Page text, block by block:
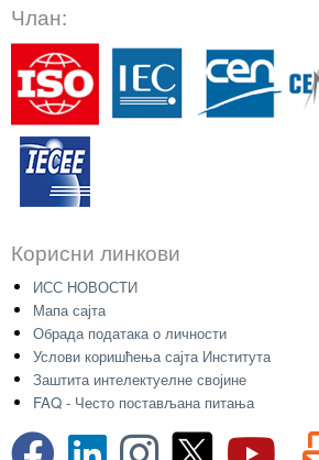
Члан:
Корисни линкови
ИСС НОВОСТИ
Мапа сајта
Обрада података о личности
Услови коришћења сајта Института
Заштита интелектуелне својине
FAQ - Често постављана питања